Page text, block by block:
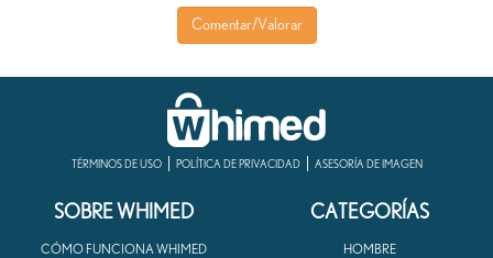
Comentar/Valorar
TÉRMINOS DE USO POLÍTICA DE PRIVACIDAD ASESORÍA DE IMAGEN
SOBRE WHIMED
CÓMO FUNCIONA WHIMED
CATEGORÍAS
HOMBRE